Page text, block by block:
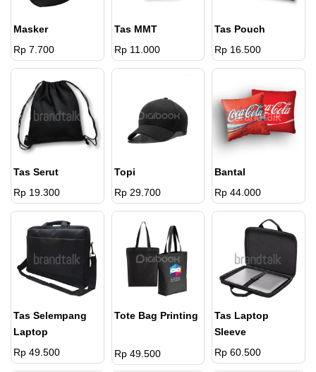
Masker
Rp 7.700
Tas MMT
Rp 11.000
Tas Pouch
Rp 16.500
Tas Serut
Rp 19.300
Topi
Rp 29.700
Bantal
Rp 44.000
Tas Selempang
Laptop
Rp 49.500
Tote Bag Printing
Rp 49.500
Tas Laptop
Sleeve
Rp 60.500